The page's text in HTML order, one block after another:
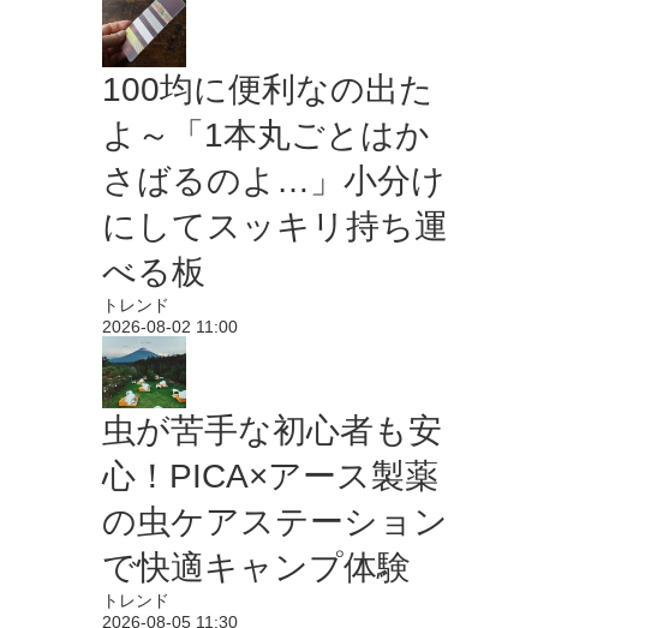
100均に便利なの出た
よ～「1本丸ごとはか
さばるのよ…」小分け
にしてスッキリ持ち運
べる板
トレンド
2026-08-02 11:00
虫が苦手な初心者も安
心！PICA×アース製薬
の虫ケアステーション
で快適キャンプ体験
トレンド
2026-08-05 11:30